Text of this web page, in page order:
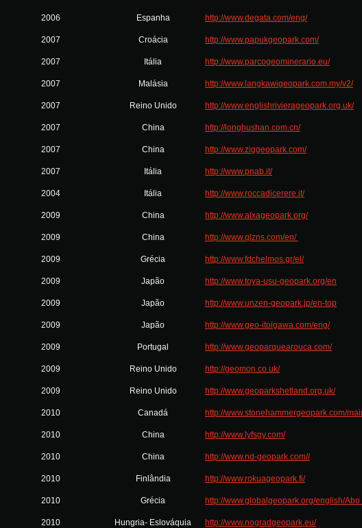
2006 Espanha http://www.degata.com/eng/
2007 Croácia http://www.papukgeopark.com/
2007 Itália http://www.parcogeominerario.eu/
2007 Malásia http://www.langkawigeopark.com.my/v2/
2007 Reino Unido http://www.englishrivierageopark.org.uk/
2007 China http://longhushan.com.cn/
2007 China http://www.ziggeopark.com/
2007 Itália http://www.pnab.it/
2004 Itália http://www.roccadicerere.it/
2009 China http://www.alxageopark.org/
2009 China http://www.qlzns.com/en/
2009 Grécia http://www.fdchelmos.gr/el/
2009 Japão http://www.toya-usu-geopark.org/en
2009 Japão http://www.unzen-geopark.jp/en-top
2009 Japão http://www.geo-itoigawa.com/eng/
2009 Portugal http://www.geoparquearouca.com/
2009 Reino Unido http://geomon.co.uk/
2009 Reino Unido http://www.geoparkshetland.org.uk/
2010 Canadá http://www.stonehammergeopark.com/
2010 China http://www.lyfsgy.com/
2010 China http://www.nd-geopark.com//
2010 Finlândia http://www.rokuageopark.fi/
2010 Grécia http://www.globalgeopark.org/english/Abo
2010 Hungria- Eslováquia http://www.nogradgeopark.eu/